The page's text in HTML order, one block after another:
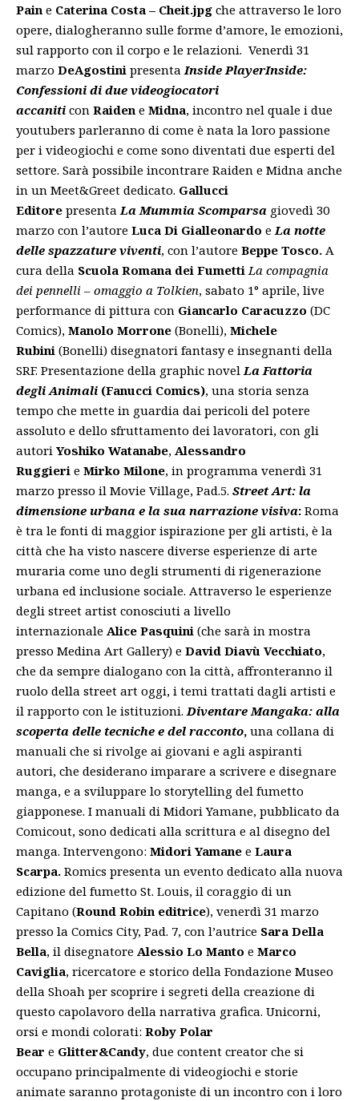
Pain e Caterina Costa – Cheit.jpg che attraverso le loro
opere, dialogheranno sulle forme d’amore, le emozioni,
sul rapporto con il corpo e le relazioni. Venerdì 31
marzo DeAgostini presentaInside PlayerInside:
Confessioni di due videogiocatori
accaniti con Raiden e Midna, incontro nel quale i due
youtubers parleranno di come è nata la loro passione
per i videogiochi e come sono diventati due esperti del
settore. Sarà possibile incontrare Raiden e Midna anche
in un Meet&Greet dedicato. Gallucci
Editore presentaLa Mummia Scomparsa giovedì 30
marzo con l’autore Luca Di Gialleonardo eLa notte
delle spazzature viventi, con l’autore Beppe Tosco. A
cura della Scuola Romana dei FumettiLa compagnia
dei pennelli – omaggio a Tolkien, sabato 1° aprile, live
performance di pittura con Giancarlo Caracuzzo (DC
Comics), Manolo Morrone (Bonelli), Michele
Rubini (Bonelli) disegnatori fantasy e insegnanti della
SRF. Presentazione della graphic novelLa Fattoria
degli Animali (Fanucci Comics), una storia senza
tempo che mette in guardia dai pericoli del potere
assoluto e dello sfruttamento dei lavoratori, con gli
autori Yoshiko Watanabe, Alessandro
Ruggieri e Mirko Milone, in programma venerdì 31
marzo presso il Movie Village, Pad.5. Street Art: la
dimensione urbana e la sua narrazione visiva: Roma
è tra le fonti di maggior ispirazione per gli artisti, è la
città che ha visto nascere diverse esperienze di arte
muraria come uno degli strumenti di rigenerazione
urbana ed inclusione sociale. Attraverso le esperienze
degli street artist conosciuti a livello
internazionale Alice Pasquini (che sarà in mostra
presso Medina Art Gallery) e David Diavù Vecchiato,
che da sempre dialogano con la città, affronteranno il
ruolo della street art oggi, i temi trattati dagli artisti e
il rapporto con le istituzioni.Diventare Mangaka: alla
scoperta delle tecniche e del racconto, una collana di
manuali che si rivolge ai giovani e agli aspiranti
autori, che desiderano imparare a scrivere e disegnare
manga, e a sviluppare lo storytelling del fumetto
giapponese. I manuali di Midori Yamane, pubblicato da
Comicout, sono dedicati alla scrittura e al disegno del
manga. Intervengono: Midori Yamane e Laura
Scarpa. Romics presenta un evento dedicato alla nuova
edizione del fumetto St. Louis, il coraggio di un
Capitano (Round Robin editrice), venerdì 31 marzo
presso la Comics City, Pad. 7, con l’autrice Sara Della
Bella, il disegnatore Alessio Lo Manto e Marco
Caviglia, ricercatore e storico della Fondazione Museo
della Shoah per scoprire i segreti della creazione di
questo capolavoro della narrativa grafica. Unicorni,
orsi e mondi colorati: Roby Polar
Bear e Glitter&Candy, due content creator che si
occupano principalmente di videogiochi e storie
animate saranno protagoniste di un incontro con i loro